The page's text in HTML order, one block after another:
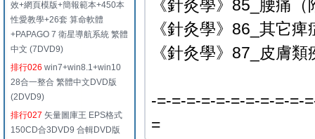
效+網頁模版+簡報範本+450本
性愛教學+26套 算命軟體
+PAPAGO 7 衛星導航系統 繁體
中文 (7DVD9)
排行026 win7+win8.1+win10
28合一整合 繁體中文DVD版
(2DVD9)
排行027 矢量圖庫王 EPS格式
150CD合3DVD9 合輯DVD版
《針灸學》85_腰痛
《針灸學》86_其它痺
《針灸學》87_皮膚
-=-=-=-=-=-=-=-=-=-=-
=